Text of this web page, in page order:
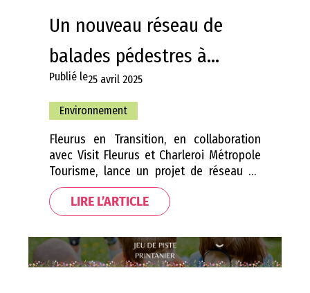
Un nouveau réseau de
balades pédestres à...
Publié le25 avril 2025
Environnement
Fleurus en Transition, en collaboration
avec Visit Fleurus et Charleroi Métropole
Tourisme, lance un projet de réseau de
points-nœuds pédestres visant à faire
découvrir autrement les paysages et le
patrimoine local. Ce réseau a pour
ambition de relier différents itinéraires de
promenade à travers le territoire
fleurusien, afin de proposer une
LIRE L’ARTICLE